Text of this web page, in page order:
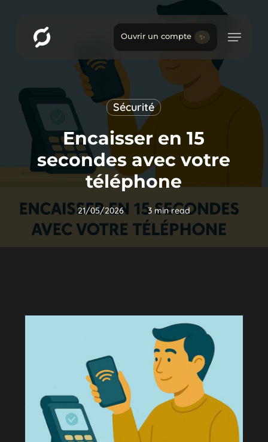
Ouvrir un compte ✨
Sécurité
Encaisser en 15
secondes avec votre
téléphone
21/05/2026 3 min read